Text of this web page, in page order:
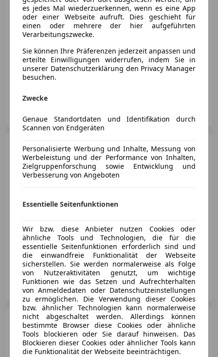
€ 7 900
05/2015
Audi Q3
2.0 TDI quattro wie
neu AKTION
05/2012 110 120 km Diesel 130 kW (177 PS)
Autohaus Scherz GmbH
AT-8573 Kainach
Volkswagen Tiguan
Comfortline BMT/Start-Stopp
4Motion AHK
es jedes Mal wiederzuerkennen, wenn es eine App
oder einer Webseite aufruft. Dies geschieht für
einen oder mehrere der hier aufgeführten
Verarbeitungszwecke.
Sie können Ihre Präferenzen jederzeit anpassen und
erteilte Einwilligungen widerrufen, indem Sie in
unserer Datenschutzerklärung den Privacy Manager
besuchen.
Zwecke
Genaue Standortdaten und Identifikation durch
Scannen von Endgeräten
Personalisierte Werbung und Inhalte, Messung von
Werbeleistung und der Performance von Inhalten,
Zielgruppenforschung sowie Entwicklung und
Verbesserung von Angeboten
Essentielle Seitenfunktionen
Wir bzw. diese Anbieter nutzen Cookies oder
ähnliche Tools und Technologien, die für die
essentielle Seitenfunktionen erforderlich sind und
die einwandfreie Funktionalität der Webseite
sicherstellen. Sie werden normalerweise als Folge
von Nutzeraktivitäten genutzt, um wichtige
Funktionen wie das Setzen und Aufrechterhalten
von Anmeldedaten oder Datenschutzeinstellungen
zu ermöglichen. Die Verwendung dieser Cookies
bzw. ähnlicher Technologien kann normalerweise
nicht abgeschaltet werden. Allerdings können
bestimmte Browser diese Cookies oder ähnliche
Tools blockieren oder Sie darauf hinweisen. Das
Blockieren dieser Cookies oder ähnlicher Tools kann
die Funktionalität der Webseite beeinträchtigen.